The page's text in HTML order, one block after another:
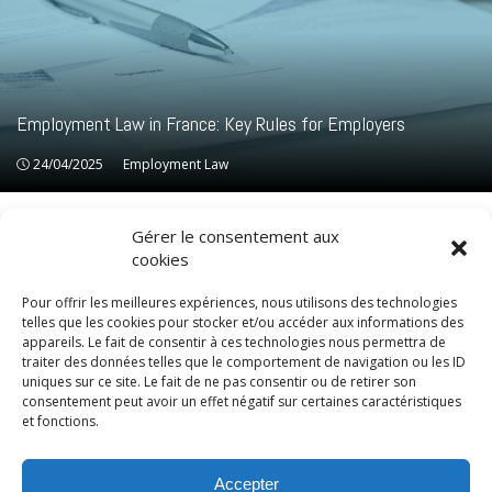
Gérer le consentement aux
cookies
Pour offrir les meilleures expériences, nous utilisons des technologies
telles que les cookies pour stocker et/ou accéder aux informations des
appareils. Le fait de consentir à ces technologies nous permettra de
traiter des données telles que le comportement de navigation ou les ID
uniques sur ce site. Le fait de ne pas consentir ou de retirer son
consentement peut avoir un effet négatif sur certaines caractéristiques
et fonctions.
Accepter
Employment Law in France: Key Rules for Employers
24/04/2025 Employment Law
Employment Law